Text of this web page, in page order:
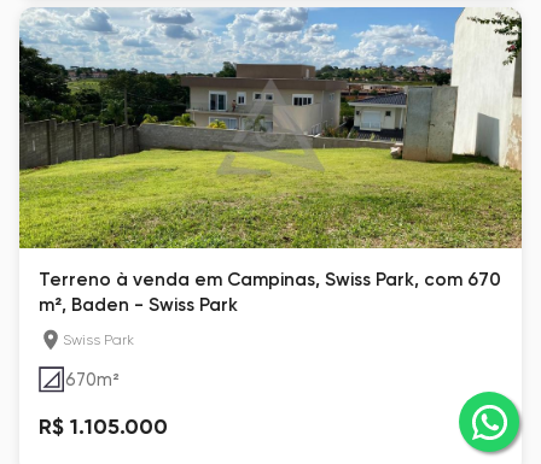
Terreno à venda em Campinas, Swiss Park, com 670
m², Baden - Swiss Park
Swiss Park
670m²
R$ 1.105.000